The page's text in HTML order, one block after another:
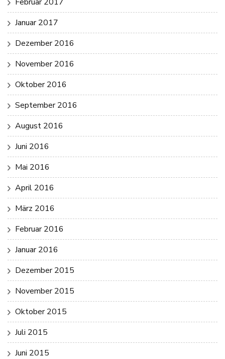
Januar 2017
Dezember 2016
November 2016
Oktober 2016
September 2016
August 2016
Juni 2016
Mai 2016
April 2016
März 2016
Februar 2016
Januar 2016
Dezember 2015
November 2015
Oktober 2015
Juli 2015
Juni 2015